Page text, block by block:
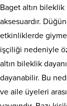
Baget altın
aksesuardır.
etkinliklerde
işçiliği nedeniyle
altın bileklik
dayanabilir. Bu
ve aile üyeleri